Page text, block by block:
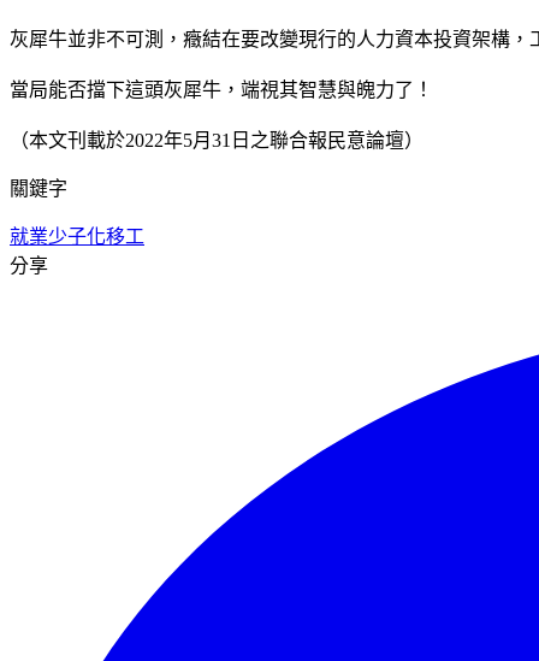
灰犀牛並非不可測，癥結在要改變現行的人力資本投資架構
當局能否擋下這頭灰犀牛，端視其智慧與魄力了！
（本文刊載於2022年5月31日之聯合報民意論壇）
關鍵字
就業少子化移工
分享